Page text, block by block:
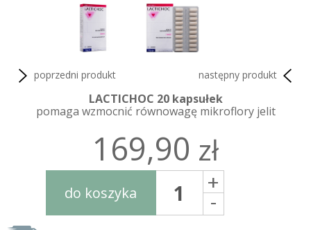
poprzedni produkt następny produkt
LACTICHOC 20 kapsułek
pomaga wzmocnić równowagę mikroflory jelit
169,90 zł
do koszyka +
-